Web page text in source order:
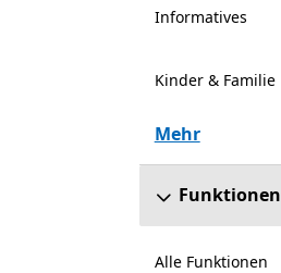
Informatives
Kinder & Familie
Mehr
Funktionen
Alle Funktionen